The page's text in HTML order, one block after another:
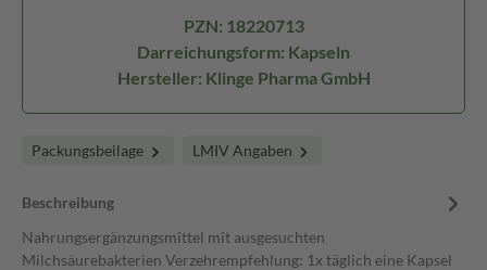
PZN: 18220713
Darreichungsform: Kapseln
Hersteller: Klinge Pharma GmbH
Packungsbeilage LMIV Angaben
Beschreibung
Nahrungsergänzungsmittel mit ausgesuchten
Milchsäurebakterien Verzehrempfehlung: 1x täglich eine Kapsel